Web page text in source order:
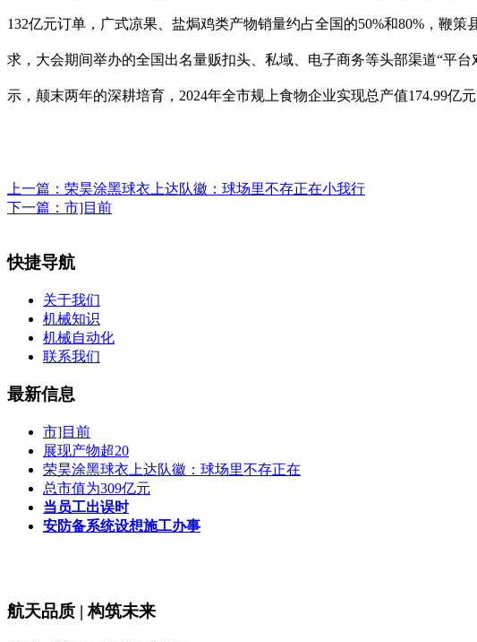
132亿元订单，广式凉果、盐焗鸡类产物销量约占全国的50%和80%，鞭
求，大会期间举办的全国出名量贩扣头、私域、电子商务等头部渠道“平
示，颠末两年的深耕培育，2024年全市规上食物企业实现总产值174.99亿元
上一篇： 荣昊涂黑球衣上达队徽：球场里不存正在小我行
下一篇： 市]目前
快捷导航
关于我们
机械知识
机械自动化
联系我们
最新信息
市]目前
展现产物超20
荣昊涂黑球衣上达队徽：球场里不存正在
总市值为309亿元
当员工出误时
安防备系统设想施工办事
航天品质 | 构筑未来